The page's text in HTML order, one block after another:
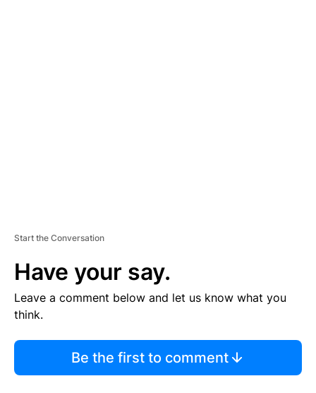
Start the Conversation
Have your say.
Leave a comment below and let us know what you
think.
Be the first to comment